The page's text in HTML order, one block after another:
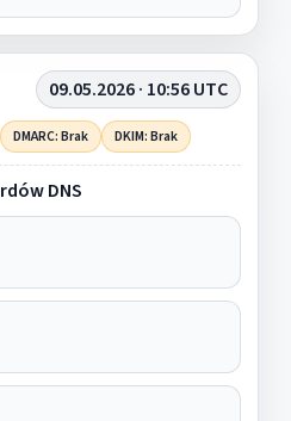
09.05.2026 · 10:56 UTC
DMARC: Brak DKIM: Brak
DNS